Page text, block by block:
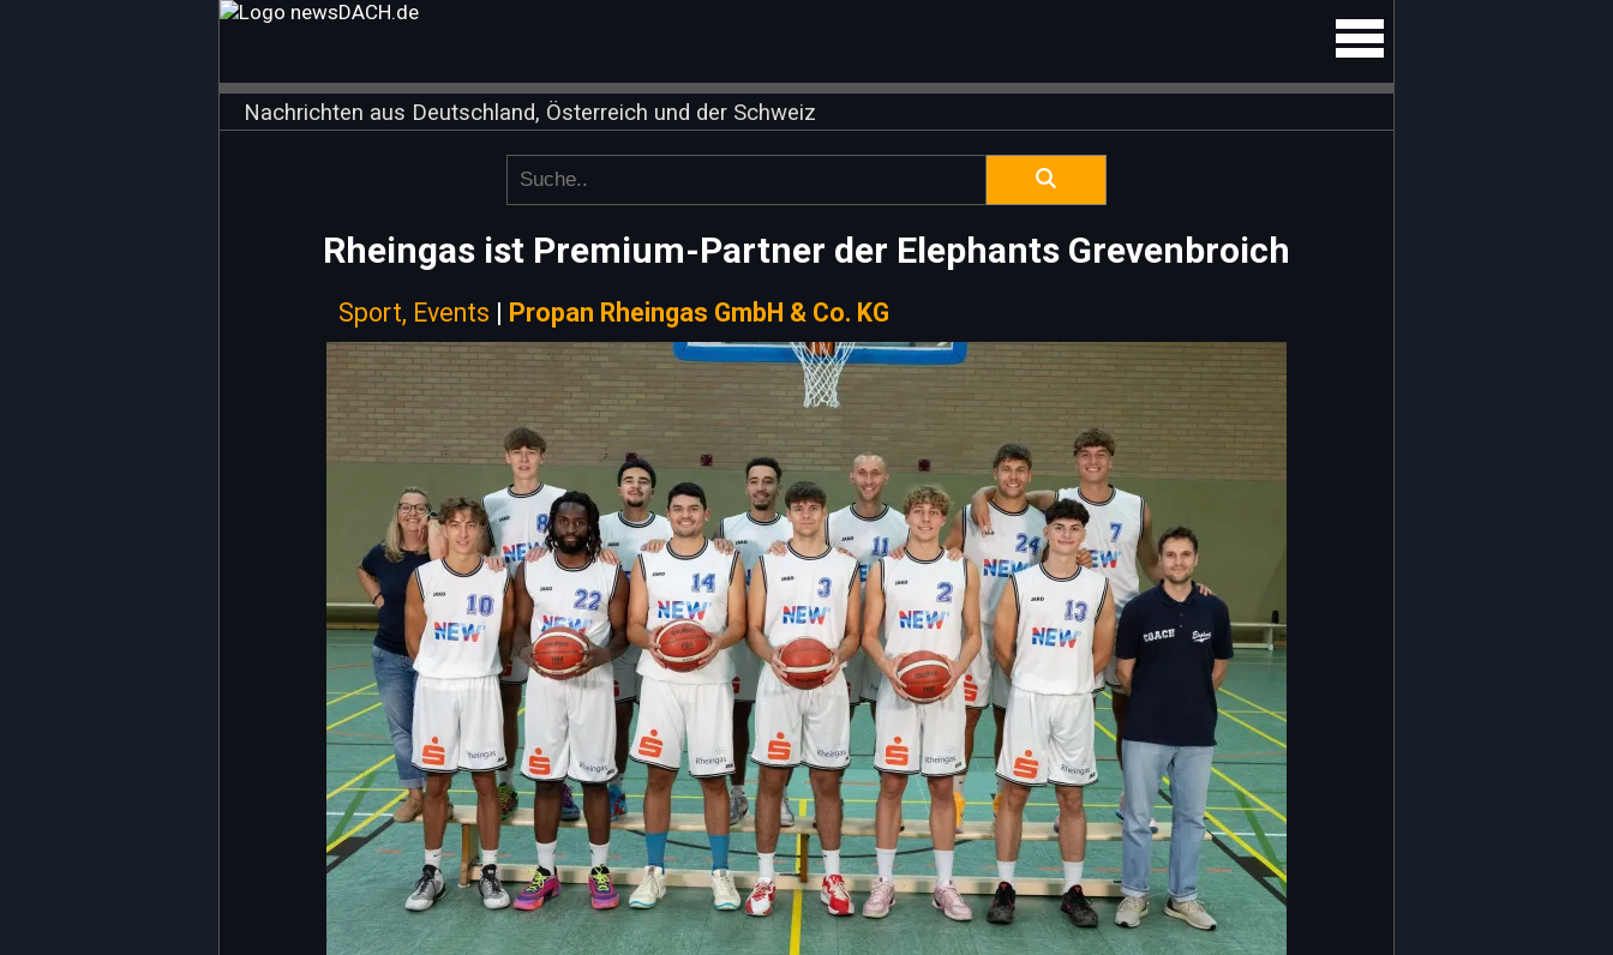
Nachrichten aus Deutschland, Österreich und der Schweiz
Rheingas ist Premium-Partner der Elephants Grevenbroich
Sport, Events | Propan Rheingas GmbH & Co. KG